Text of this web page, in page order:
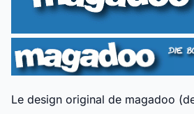
Le design original de magadoo